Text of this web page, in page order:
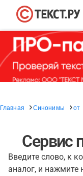
Главная Синонимы от
Сервис
Введите слово, к
аналог, и нажмите